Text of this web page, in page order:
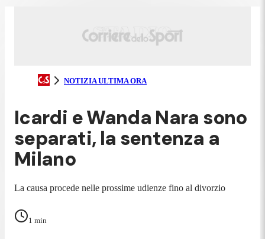
NOTIZIA ULTIMA ORA
Icardi e Wanda Nara sono
separati, la sentenza a
Milano
La causa procede nelle prossime udienze fino al divorzio
1 min